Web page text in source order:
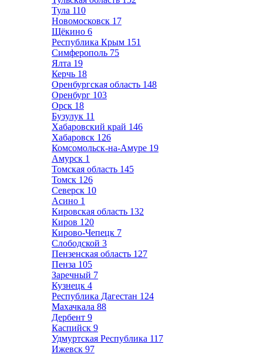
Тула 110
Новомосковск 17
Щёкино 6
Республика Крым 151
Симферополь 75
Ялта 19
Керчь 18
Оренбургская область 148
Оренбург 103
Орск 18
Бузулук 11
Хабаровский край 146
Хабаровск 126
Комсомольск-на-Амуре 19
Амурск 1
Томская область 145
Томск 126
Северск 10
Асино 1
Кировская область 132
Киров 120
Кирово-Чепецк 7
Слободской 3
Пензенская область 127
Пенза 105
Заречный 7
Кузнецк 4
Республика Дагестан 124
Махачкала 88
Дербент 9
Каспийск 9
Удмуртская Республика 117
Ижевск 97